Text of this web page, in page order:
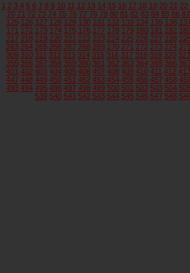
1 2 3 4 5 6 7 8 9 10 11 12 13 14 15 16 17 18 19 20 21 22
70 71 72 73 74 75 76 77 78 79 80 81 82 83 84 85 86 87
125 126 127 128 129 130 131 132 133 134 135 136
171 172 173 174 175 176 177 178 179 180 181 182
217 218 219 220 221 222 223 224 225 226 227 228
263 264 265 266 267 268 269 270 271 272 273 274
309 310 311 312 313 314 315 316 317 318 319 320 321
355 356 357 358 359 360 361 362 363 364 365 366
401 402 403 404 405 406 407 408 409 410 411 412 413
447 448 449 450 451 452 453 454 455 456 457 458
493 494 495 496 497 498 499 500 501 502 503 504
539 540 541 542 543 544 545 546 547 548